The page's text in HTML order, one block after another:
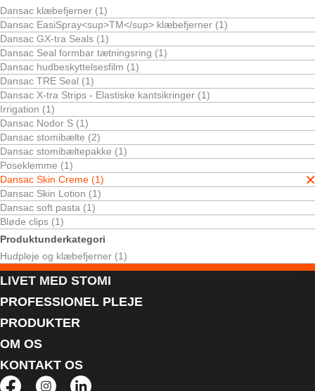
Dansac klæbefjerner (1)
Dansac EasiSpray<sup>TM</sup> klæbefjerner (1)
Dansac GX-tra Seals (1)
Dansac Seal formbar tætningsring (1)
Dansac hudbeskyttelsesfilm (1)
Dansac TRE Seal (1)
Dansac X-tra Strips - Elastiske kantsikringer (1)
Irrigation (1)
Dansac Nodor S (1)
Dansac stomibælte (2)
Dansac stomibæltepakke (1)
Poseklemme (1)
Dansac Skin Creme (1)
Dansac Skin Lotion (1)
Dansac soft pasta (1)
Bløde clips (1)
Produktunderkategori
Hudpleje og klæbefjerner (1)
Dansac Skin Creme
LIVET MED STOMI
PROFESSIONEL PLEJE
PRODUKTER
OM OS
KONTAKT OS